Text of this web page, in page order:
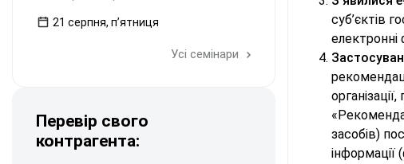
суб’єктів
електронні
засобів)
інформації
21 серпня, пʼятниця
Усі семінари
Перевір свого
контрагента: